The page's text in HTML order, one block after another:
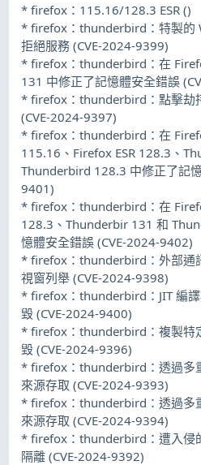
* firefox：115.16/128.3 ESR ()
* firefox：thunderbird：特製的
拒絕服務 (CVE-2024-9399)
* firefox：thunderbird：在
131 中修正了記憶體安全錯誤
* firefox：thunderbird：點擊劫
(CVE-2024-9397)
* firefox：thunderbird：在
115.16、Firefox ESR 128.3、
Thunderbird 128.3 中修正了記
9401)
* firefox：thunderbird：在
128.3、Thunderbir 131 和
憶體安全錯誤 (CVE-2024-9402)
* firefox：thunderbird：外部通
視窗列舉 (CVE-2024-9398)
* firefox：thunderbird：JIT 編
毀 (CVE-2024-9400)
* firefox：thunderbird：複製特
毀 (CVE-2024-9396)
* firefox：thunderbird：透過多
來源存取 (CVE-2024-9393)
* firefox：thunderbird：透過多
來源存取 (CVE-2024-9394)
* firefox：thunderbird：遭入侵
隔離 (CVE-2024-9392)